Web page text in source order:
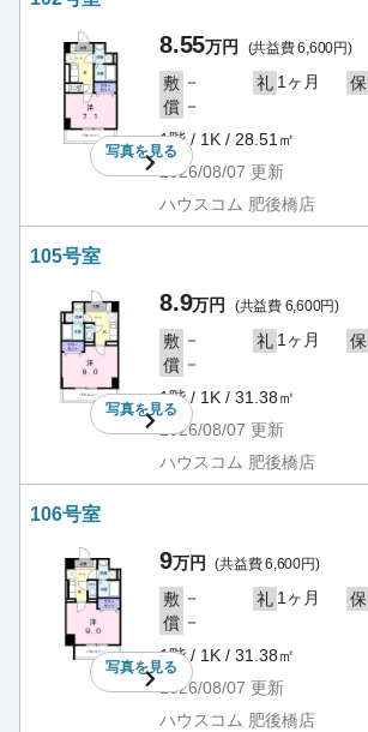
写真を見る
8.55万円 (共益費 6,600円)
敷 － 礼 1ヶ月 保
償 －
1階 / 1K / 28.51㎡
2026/08/07 更新
ハウスコム 肥後橋店
105号室
写真を見る
8.9万円 (共益費 6,600円)
敷 － 礼 1ヶ月 保
償 －
1階 / 1K / 31.38㎡
2026/08/07 更新
ハウスコム 肥後橋店
106号室
写真を見る
9万円 (共益費 6,600円)
敷 － 礼 1ヶ月 保
償 －
1階 / 1K / 31.38㎡
2026/08/07 更新
ハウスコム 肥後橋店